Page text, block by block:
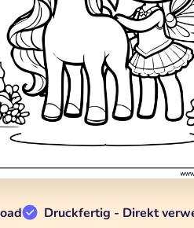
Druckfertig - Direkt